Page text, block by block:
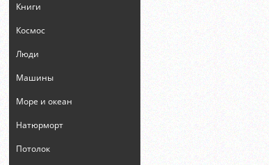
Книги
Космос
Люди
Машины
Море и океан
Натюрморт
Потолок